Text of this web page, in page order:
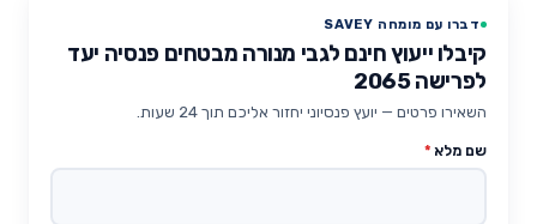
דברו עם מומחה SAVEY
קיבלו ייעוץ חינם לגבי מנורה מבטחים פנסיה יעד
לפרישה 2065
השאירו פרטים — יועץ פנסיוני יחזור אליכם תוך 24 שעות.
שם מלא *